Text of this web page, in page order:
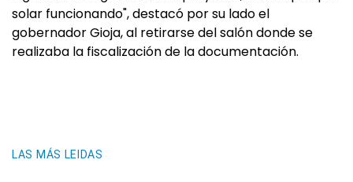
solar funcionando", destacó por su lado el
gobernador Gioja, al retirarse del salón donde se
realizaba la fiscalización de la documentación.
LAS MÁS LEIDAS